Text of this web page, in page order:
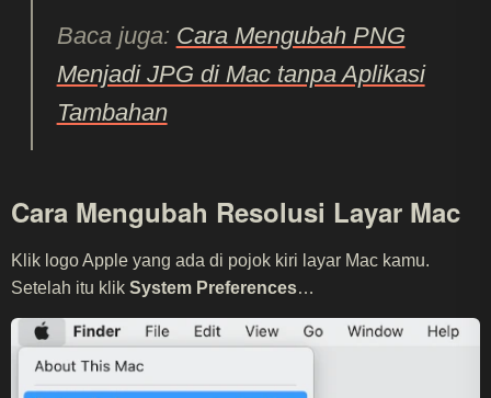
Baca juga: Cara Mengubah PNG
Menjadi JPG di Mac tanpa Aplikasi
Tambahan
Cara Mengubah Resolusi Layar Mac
Klik logo Apple yang ada di pojok kiri layar Mac kamu.
Setelah itu klik System Preferences…